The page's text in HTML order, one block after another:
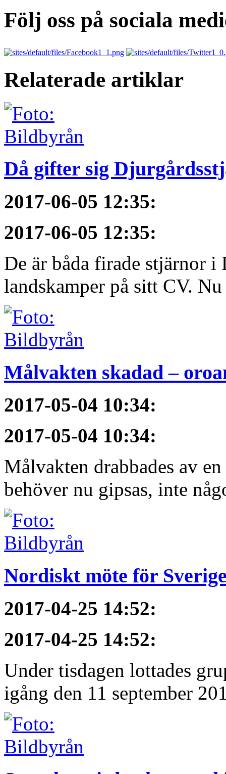
Följ oss på sociala
Relaterade artiklar
Då gifter sig
2017-06-05 12:35:
2017-06-05 12:35:
De är båda firade stjärnor i
landskamper på sitt CV.
Målvakten skadad –
2017-05-04 10:34:
2017-05-04 10:34:
Målvakten drabbades av
behöver nu gipsas, inte
Nordiskt möte för
2017-04-25 14:52:
2017-04-25 14:52:
Under tisdagen lottades
igång den 11 september